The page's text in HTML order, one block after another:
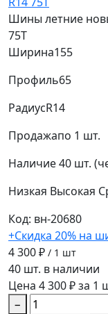
Шины летние
75T
Ширина155
Профиль65
РадиусR14
Продажапо 1 шт.
Наличие40 шт.
Низкая Высокая
Код: вн-20680
+Скидка 20% на
4 300 ₽ / 1 шт
40 шт. в наличии
Цена 4 300 ₽ за 1
−